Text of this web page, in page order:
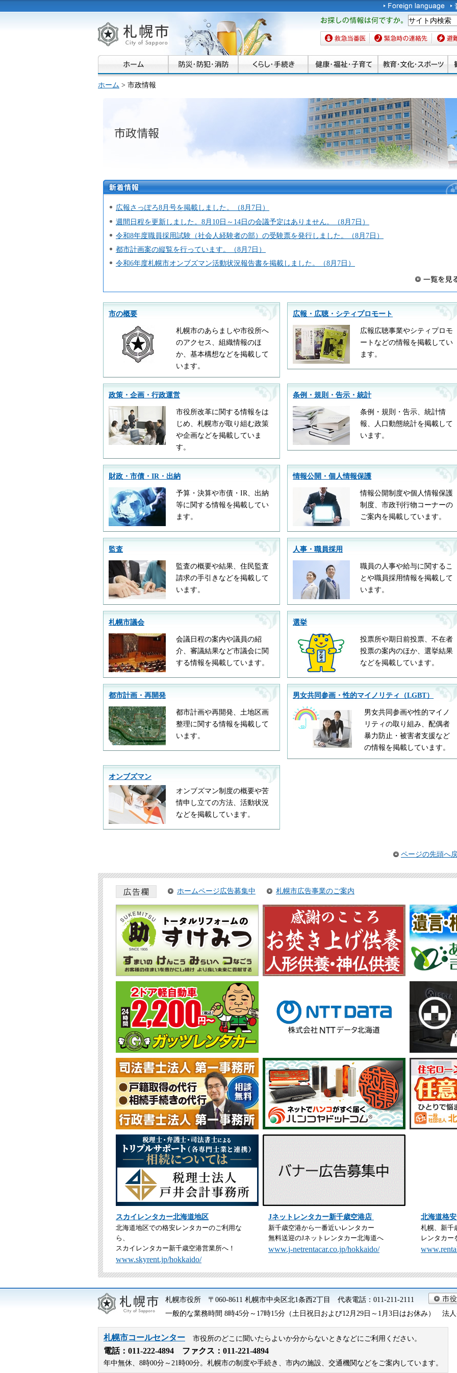
札幌市
お探しの情報は何です
か。
救急当番医 緊急時の連絡先 避難場
ホーム > 市政情報
新着情
報広報さっぽろ8月号を掲載しました。（8月7日）
週間日程を更新しました。8月10日～14日の会議予定はありません。（8月7日）
令和8年度職員採用試験（社会人経験者の部）の受験票を発行しました。（8月7日）
都市計画案の縦覧を行っています。（8月7日）
令和6年度札幌市オンブズマン活動状況報告書を掲載しました。（8月7日）
市の概要
札幌市のあらましや市役所へ
のアクセス、組織情報のほ
か、基本構想などを掲載して
います。
広報・広聴・シティプロモート
広報広聴事業やシティプロモ
ートなどの情報を掲載してい
ます。
政策・企画・行政運営
市役所改革に関する情報をは
じめ、札幌市が取り組む政策
や企画などを掲載していま
す。
条例・規則・告示・統計
条例・規則・告示、統計情
報、人口動態統計を掲載して
います。
財政・市債・IR・出納
予算・決算や市債・IR、出納
等に関する情報を掲載してい
ます。
情報公開・個人情報保護
情報公開制度や個人情報保護
制度、市政刊行物コーナーの
ご案内を掲載しています。
監査
監査の概要や結果、住民監査
請求の手引きなどを掲載して
います。
人事・職員採用
職員の人事や給与に関するこ
とや職員採用情報を掲載して
います。
札幌市議会
会議日程の案内や議員の紹
介、審議結果など市議会に関
する情報を掲載しています。
選挙
投票所や期日前投票、不在者
投票の案内のほか、選挙結果
などを掲載しています。
都市計画・再開発
都市計画や再開発、土地区画
整理に関する情報を掲載して
います。
男女共同参画・性的マイノリティ（LGBT）
男女共同参画や性的マイノ
リティの取り組み、配偶者
暴力防止・被害者支援など
の情報を掲載しています。
オンブズマン
オンブズマン制度の概要や苦
情申し立ての方法、活動状況
などを掲載しています。
ページの先頭へ
ホームページ広告募集中 札幌市広告事業のご案内
スカイレンタカー北海道地区
北海道地区での格安レンタカーのご利用な
ら、
スカイレンタカー新千歳空港営業所へ！
www.skyrent.jp/hokkaido/
Jネットレンタカー新千歳空港店
新千歳空港から一番近いレンタカー
無料送迎のJネットレンタカー北海道へ
www.j-netrentacar.co.jp/hokkaido/
北海道格
札幌、新千
レンタカー
札幌市役所 〒060-8611 札幌市中央区北1条西2丁目 代表電話：011-211-2111
一般的な業務時間 8時45分～17時15分（土日祝日および12月29日～1月3日はお休み） 法人
札幌市コールセンター 市役所のどこに聞いたらよいか分からないときなどにご利用ください。
電話： 011-222-4894 ファクス：011-221-4894
年中無休、8時00分～21時00分。札幌市の制度や手続き、市内の施設、交通機関などをご案内しています。